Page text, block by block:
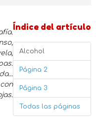
Índice del artículo
Alcohol
Página 2
Página 3
Todas las páginas